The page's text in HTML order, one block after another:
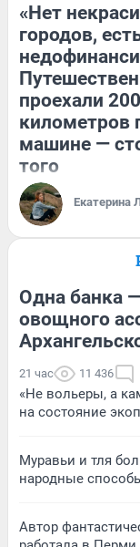
«Нет
городов,
проехали
километров
машине —
того
Екатерина
Одна банка
овощного
21 час 11 436
«Не вольеры, а
на состояние
Муравьи и тля
народные
Автор